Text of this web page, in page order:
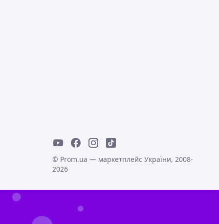
© Prom.ua — маркетплейс України, 2008-
2026